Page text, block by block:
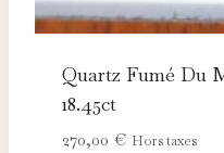
Quartz Fumé Du
18.45ct
270,00 € Hors taxes